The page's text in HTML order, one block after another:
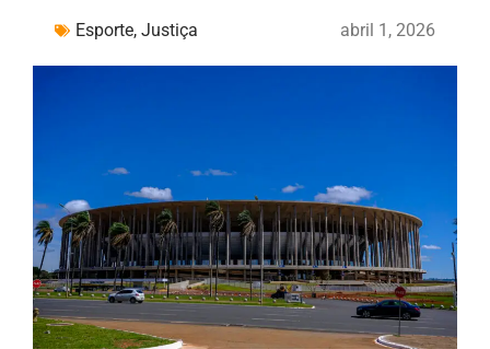
Esporte, Justiça abril 1, 2026